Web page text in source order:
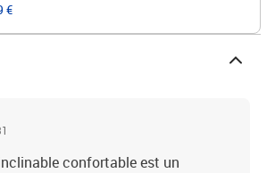
€
confortable est un